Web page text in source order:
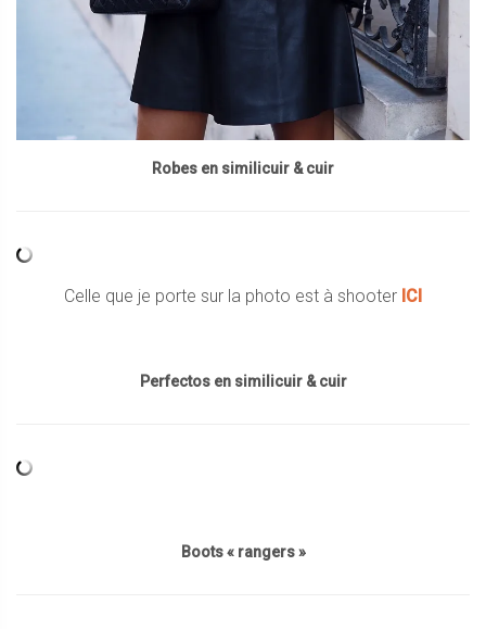
Robes en similicuir & cuir
Celle que je porte sur la photo est à shooter ICI
Perfectos en similicuir & cuir
Boots « rangers »